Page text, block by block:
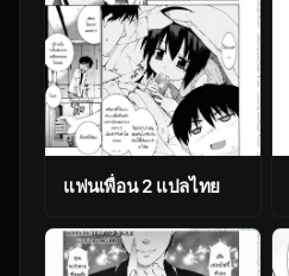
แฟนเพื่อน 2 แปลไทย